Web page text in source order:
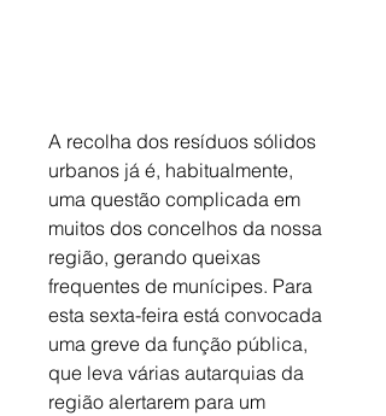
A recolha dos resíduos sólidos
urbanos já é, habitualmente,
uma questão complicada em
muitos dos concelhos da nossa
região, gerando queixas
frequentes de munícipes. Para
esta sexta-feira está convocada
uma greve da função pública,
que leva várias autarquias da
região alertarem para um